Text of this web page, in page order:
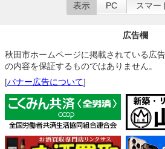
表示 PC スマー
広告欄
秋田市ホームページに掲載されている広
の内容を保証するものではありません。
[バナー広告について]